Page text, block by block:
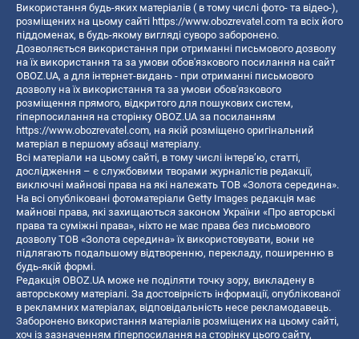
Використання будь-яких матеріалів ( в тому числі фото- та відео-),
розміщених на цьому сайті https://www.obozrevatel.com та всіх його
піддоменах, в будь-якому вигляді суворо заборонено.
Дозволяється використання при отриманні письмового дозволу
на їх використання та за умови обов'язкового посилання на сайт
OBOZ.UA, а для інтернет-видань - при отриманні письмового
дозволу на їх використання та за умови обов'язкового
розміщення прямого, відкритого для пошукових систем,
гіперпосилання на сторінку OBOZ.UA за посиланням
https://www.obozrevatel.com, на якій розміщено оригінальний
матеріал в першому абзаці матеріалу.
Всі матеріали на цьому сайті, в тому числі інтерв’ю, статті,
дослідження – є службовими творами журналістів редакції,
виключні майнові права на які належать ТОВ «Золота середина».
На всі опубліковані фотоматеріали Getty Images редакція має
майнові права, які захищаються законом України «Про авторські
права та суміжні права», ніхто не має права без письмового
дозволу ТОВ «Золота середина» їх використовувати, вони не
підлягають подальшому відтворенню, перекладу, поширенню в
будь-якій формі.
Редакція OBOZ.UA може не поділяти точку зору, викладену в
авторському матеріалі. За достовірність інформації, опублікованої
в рекламних матеріалах, відповідальність несе рекламодавець.
Заборонено використання матеріалів розміщених на цьому сайті,
хоч із зазначенням гіперпосилання на сторінку цього сайту,